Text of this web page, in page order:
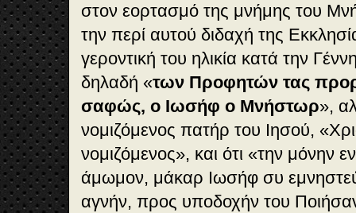
στον εορτασμό της μνήμης του
την περί αυτού διδαχή της
γεροντική του ηλικία κατά την
δηλαδή «των Προφητών τας
σαφώς, ο Ιωσήφ ο Μνήστωρ»,
νομιζόμενος πατήρ του Ιησού,
νομιζόμενος», και ότι «την μόνην
άμωμον, μάκαρ Ιωσήφ συ
αγνήν, προς υποδοχήν του